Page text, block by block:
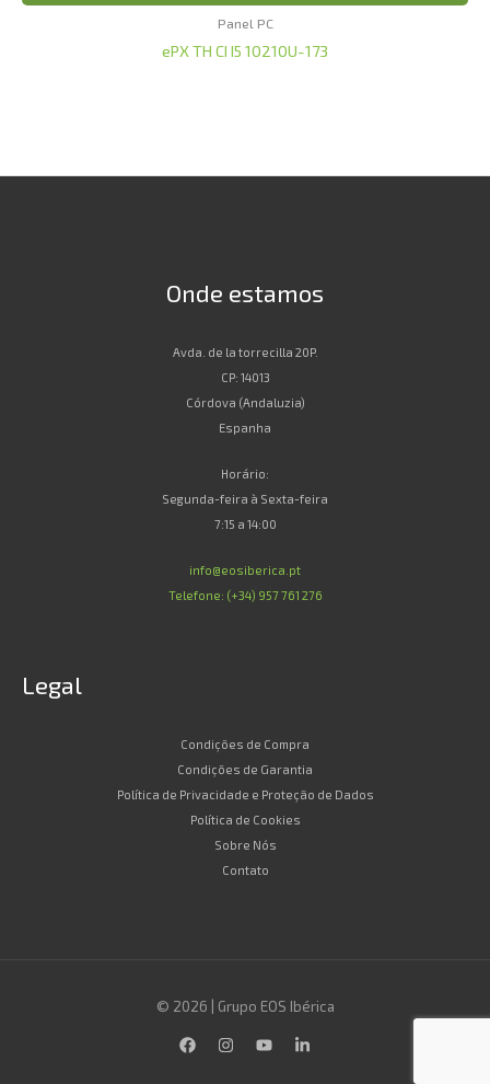
Panel PC
ePX TH CI I5 10210U-173
Onde estamos
Avda. de la torrecilla 20P.
CP: 14013
Córdova (Andaluzia)
Espanha
Horário:
Segunda-feira à Sexta-feira
7:15 a 14:00
info@eosiberica.pt
Telefone: (+34) 957 761 276
Legal
Condições de Compra
Condições de Garantia
Política de Privacidade e Proteção de Dados
Política de Cookies
Sobre Nós
Contato
© 2026 | Grupo EOS Ibérica